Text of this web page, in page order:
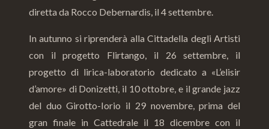
diretta da Rocco Debernardis, il 4 settembre.
In autunno si riprenderà alla Cittadella degli Artisti
con il progetto Flirtango, il 26 settembre, il
progetto di lirica-laboratorio dedicato a «L’elisir
d’amore» di Donizetti, il 10 ottobre, e il grande jazz
del duo Girotto-Iorio il 29 novembre, prima del
gran finale in Cattedrale il 18 dicembre con il